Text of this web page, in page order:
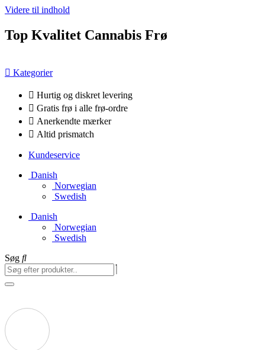
Videre til indhold
Top Kvalitet Cannabis Frø
Kategorier
Hurtig og diskret levering
Gratis frø i alle frø-ordre
Anerkendte mærker
Altid prismatch
Kundeservice
Danish
Norwegian
Swedish
Danish
Norwegian
Swedish
Søg